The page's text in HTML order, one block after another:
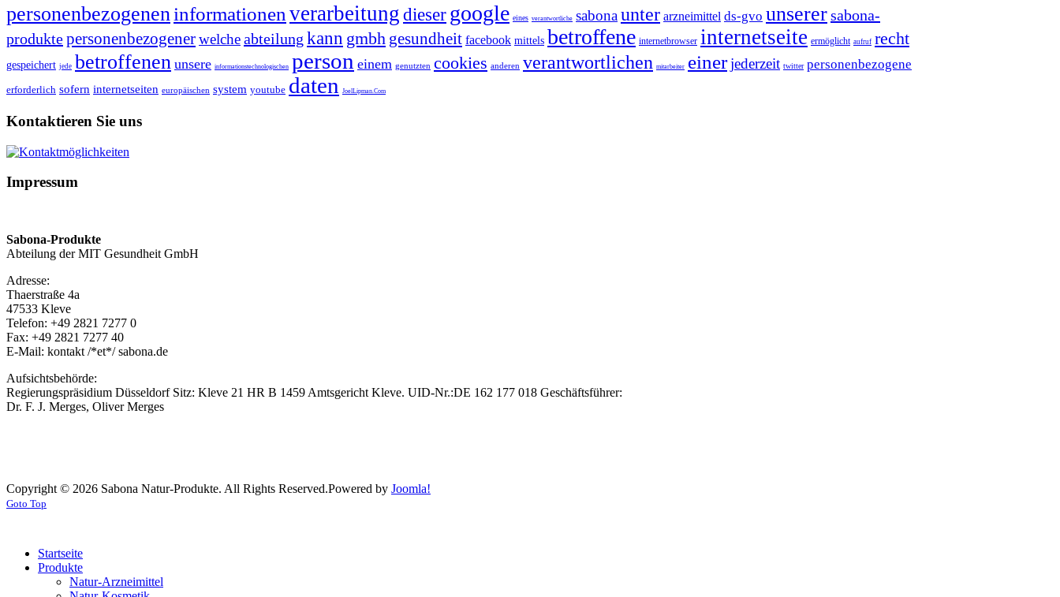
personenbezogeneninformationen verarbeitung dieser google eines verantwortliche sabonaunter arzneimittel ds-gvo unserersabona-
produktepersonenbezogenerwelcheabteilung kann gmbh gesundheit facebook mittels betroffene internetbrowser internetseite ermöglicht aufruf recht
gespeichert jede betroffenen unsere informationstechnologischen person einem genutzten cookies anderen verantwortlichen mitarbeiter einerjederzeit twitter personenbezogene
erforderlich sofern internetseiten europäischen system youtube daten JoelLipman.Com
Kontaktieren Sie uns
Impressum
Sabona-Produkte
Abteilung der MIT Gesundheit GmbH
Adresse:
Thaerstraße 4a
47533 Kleve
Telefon: +49 2821 7277 0
Fax: +49 2821 7277 40
E-Mail: kontakt /*et*/ sabona.de
Aufsichtsbehörde:
Regierungspräsidium Düsseldorf Sitz: Kleve 21 HR B 1459 Amtsgericht Kleve. UID-Nr.:DE 162 177 018 Geschäftsführer:
Dr. F. J. Merges, Oliver Merges
Copyright © 2026 Sabona Natur-Produkte. All Rights Reserved.Powered by Joomla!
Goto Top
Startseite
Produkte
Natur-Arzneimittel